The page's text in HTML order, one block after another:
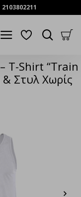
2103802211
T-Shirt “Train
Στυλ Χωρίς